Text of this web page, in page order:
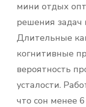
мини отдых
решения задач
Длительные
когнитивные
вероятность
усталости.
что сон менее